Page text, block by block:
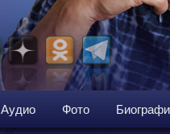
Аудио Фото